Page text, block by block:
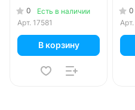
0
Есть в наличии
Арт. 17581
В корзину
в уп.
0
Арт.